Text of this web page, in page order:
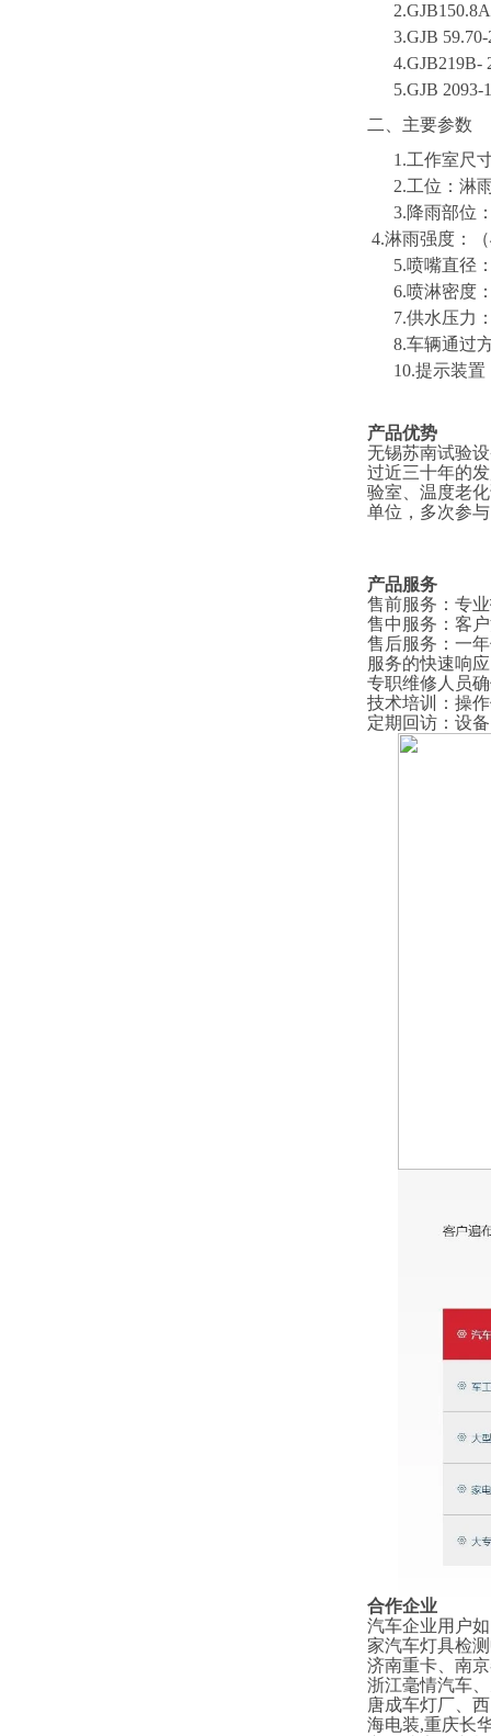
2.
3.GJB
4.
5.GJB
二、主要参数
1.工作室尺
2.工位：淋
3.降雨部位
4.淋雨强度：（
5.喷嘴直径
6.喷淋密度
7.供水压力
8.车辆通过
10.提示装
产品优势
无锡苏南试验
过近三十年的
验室、温度老
单位，多次参
产品服务
售前服务 ： 专
售中服务 ： 客
售后服务 ： 一
服务的快速响应
专职维修人员
技术培训
： 操
定期回访 ： 设
合作企业
汽车企业用户
家汽车灯具检
济南重卡、南
浙江毫情汽车
唐成车灯厂、
海电装,重庆长